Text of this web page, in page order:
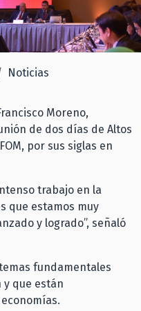
Noticias
Moreno,
de dos días de Altos
por sus siglas en
trabajo en la
que estamos muy
y logrado”, señaló
fundamentales
que están